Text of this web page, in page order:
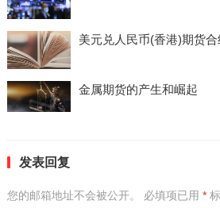
美元兑人民币(香港)期货合
金属期货的产生和崛起
发表回复
您的邮箱地址不会被公开。 必填项已用 *